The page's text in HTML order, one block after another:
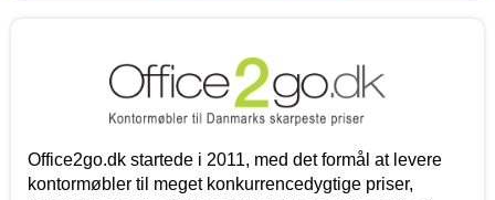
Office2go.dk startede i 2011, med det formål at levere
kontormøbler til meget konkurrencedygtige priser,